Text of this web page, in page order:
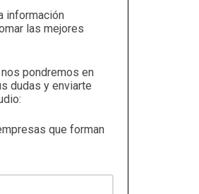
información
las mejores
pondremos en
dudas y enviarte
que forman